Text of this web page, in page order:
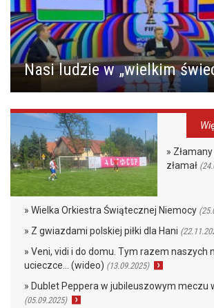
Nasi ludzie w „wielkim
»
złamał
» Wielka Orkiestra Świątecznej Niemocy
» Z gwiazdami polskiej piłki dla Hani
» Veni, vidi i do domu. Tym razem naszych
ucieczce… (wideo) (13.09.2025)
» Dublet Peppera w jubileuszowym meczu
(05.09.2025)